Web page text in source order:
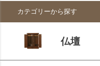
カテゴリーから探す
仏壇